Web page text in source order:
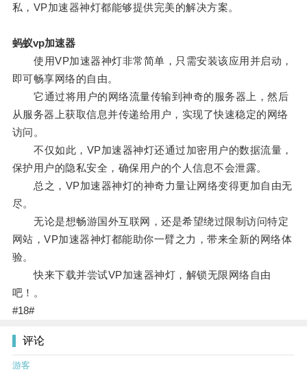
私，VP加速器神灯都能够提供完美的解决方案。
蚂蚁vp加速器
使用VP加速器神灯非常简单，只需安装该应用并启动，
即可畅享网络的自由。
它通过将用户的网络流量传输到神奇的服务器上，然后
从服务器上获取信息并传递给用户，实现了快速稳定的网络
访问。
不仅如此，VP加速器神灯还通过加密用户的数据流量，
保护用户的隐私安全，确保用户的个人信息不会泄露。
总之，VP加速器神灯的神奇力量让网络变得更加自由无
尽。
无论是想畅游国外互联网，还是希望绕过限制访问特定
网站，VP加速器神灯都能助你一臂之力，带来全新的网络体
验。
快来下载并尝试VP加速器神灯，解锁无限网络自由
吧！。
#18#
评论
游客